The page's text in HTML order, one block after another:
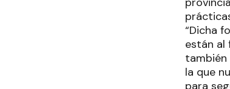
“Dicha
están al
también
la que
para